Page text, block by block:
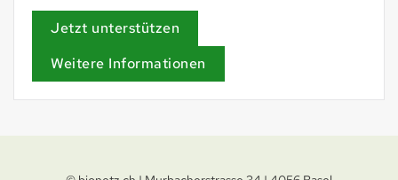
Jetzt unterstützen
Weitere Informationen